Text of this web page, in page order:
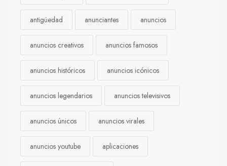
antigüedad anunciantes anuncios
anuncios creativos anuncios famosos
anuncios históricos anuncios icónicos
anuncios legendarios anuncios televisivos
anuncios únicos anuncios virales
anuncios youtube aplicaciones